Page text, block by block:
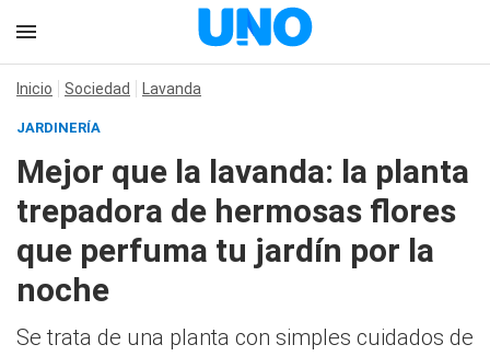
Inicio Sociedad Lavanda
JARDINERÍA
Mejor que la lavanda: la planta
trepadora de hermosas flores
que perfuma tu jardín por la
noche
Se trata de una planta con simples cuidados de